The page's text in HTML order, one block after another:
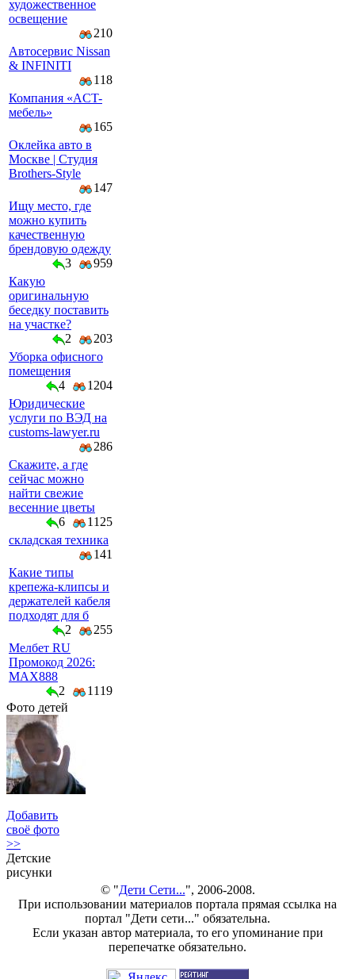
художественное
освещение
210
Автосервис Nissan
& INFINITI
118
Компaния «AСT-
мeбeль»
165
Оклейка авто в
Москве | Студия
Brothers-Style
147
Ищу место, где
можно купить
качественную
брендовую одежду
3
959
Какую
оригинальную
беседку поставить
на участке?
2
203
Уборка офисного
помещения
4
1204
Юридические
услуги по ВЭД на
customs-lawyer.ru
286
Скажите, а где
сейчас можно
найти свежие
весенние цветы
6
1125
складская техника
141
Какие типы
крепежа-клипсы и
держателей кабеля
подходят для б
2
255
Мелбет RU
Промокод 2026:
MAX888
2
1119
Фото детей
Добавить
своё фото
>>
Детские
рисунки
© "Дети Сети...", 2006-2008.
При использовании материалов портала прямая ссылка на
портал "Дети сети..." обязательна.
Если указан автор материала, то его упоминание при
перепечатке обязательно.